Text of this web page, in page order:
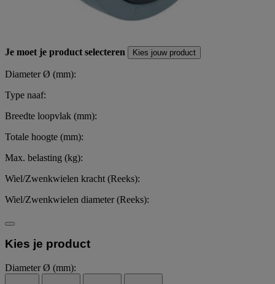
Je moet je product selecteren Kies jouw product
Diameter Ø (mm):
Type naaf:
Breedte loopvlak (mm):
Totale hoogte (mm):
Max. belasting (kg):
Wiel/Zwenkwielen kracht (Reeks):
Wiel/Zwenkwielen diameter (Reeks):
Kies je product
Diameter Ø (mm):